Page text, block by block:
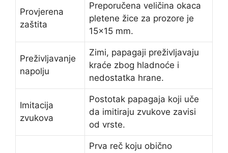
Provjerena
zaštita
Preporučena veličina okaca
pletene žice za prozore je
15×15 mm.
Preživljavanje
napolju
Zimi, papagaji preživljavaju
kraće zbog hladnoće i
nedostatka hrane.
Imitacija
zvukova
Postotak papagaja koji uče
da imitiraju zvukove zavisi
od vrste.
Prva reč koju obično